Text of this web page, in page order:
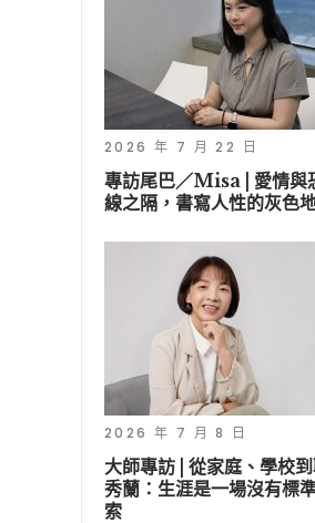
2026 年 7 月 22 日
專訪尾巴／Misa | 愛情與
線之隔，書寫人性的灰色
2026 年 7 月 8 日
大師專訪 | 從家庭、學校
秀蘭：生涯是一場沒有標
索